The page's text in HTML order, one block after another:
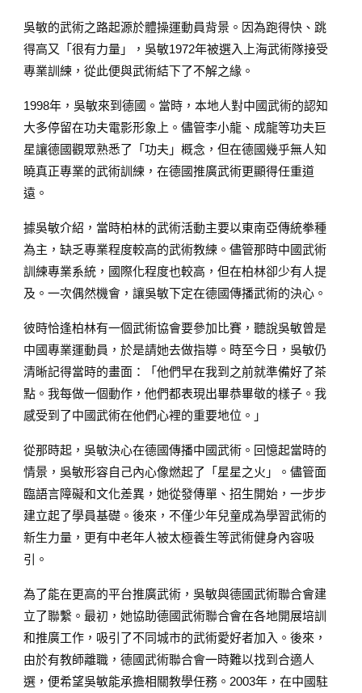
吳敏的武術之路起源於體操運動員背景。因為跑得快、跳
得高又「很有力量」，吳敏1972年被選入上海武術隊接受
專業訓練，從此便與武術結下了不解之緣。
1998年，吳敏來到德國。當時，本地人對中國武術的認知
大多停留在功夫電影形象上。儘管李小龍、成龍等功夫巨
星讓德國觀眾熟悉了「功夫」概念，但在德國幾乎無人知
曉真正專業的武術訓練，在德國推廣武術更顯得任重道
遠。
據吳敏介紹，當時柏林的武術活動主要以東南亞傳統拳種
為主，缺乏專業程度較高的武術教練。儘管那時中國武術
訓練專業系統，國際化程度也較高，但在柏林卻少有人提
及。一次偶然機會，讓吳敏下定在德國傳播武術的決心。
彼時恰逢柏林有一個武術協會要參加比賽，聽說吳敏曾是
中國專業運動員，於是請她去做指導。時至今日，吳敏仍
清晰記得當時的畫面：「他們早在我到之前就準備好了茶
點。我每做一個動作，他們都表現出畢恭畢敬的樣子。我
感受到了中國武術在他們心裡的重要地位。」
從那時起，吳敏決心在德國傳播中國武術。回憶起當時的
情景，吳敏形容自己內心像燃起了「星星之火」。儘管面
臨語言障礙和文化差異，她從發傳單、招生開始，一步步
建立起了學員基礎。後來，不僅少年兒童成為學習武術的
新生力量，更有中老年人被太極養生等武術健身內容吸
引。
為了能在更高的平台推廣武術，吳敏與德國武術聯合會建
立了聯繫。最初，她協助德國武術聯合會在各地開展培訓
和推廣工作，吸引了不同城市的武術愛好者加入。後來，
由於有教師離職，德國武術聯合會一時難以找到合適人
選，便希望吳敏能承擔相關教學任務。2003年，在中國駐